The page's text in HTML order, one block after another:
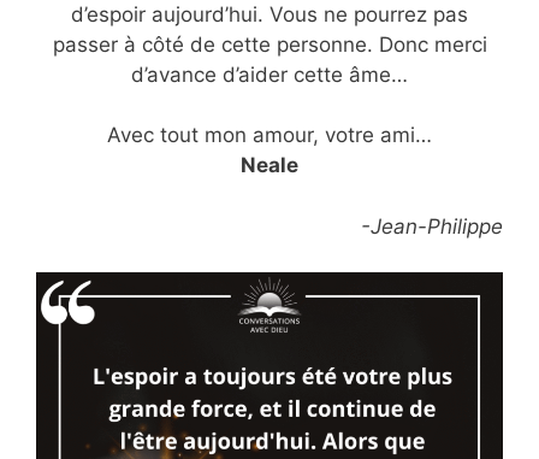
d’espoir aujourd’hui. Vous ne pourrez pas
passer à côté de cette personne. Donc merci
d’avance d’aider cette âme…
Avec tout mon amour, votre ami…
Neale
-Jean-Philippe